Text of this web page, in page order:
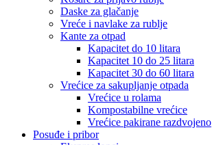
Daske za glačanje
Vreće i navlake za rublje
Kante za otpad
Kapacitet do 10 litara
Kapacitet 10 do 25 litara
Kapacitet 30 do 60 litara
Vrećice za sakupljanje otpada
Vrećice u rolama
Kompostabilne vrećice
Vrećice pakirane razdvojeno
Posuđe i pribor